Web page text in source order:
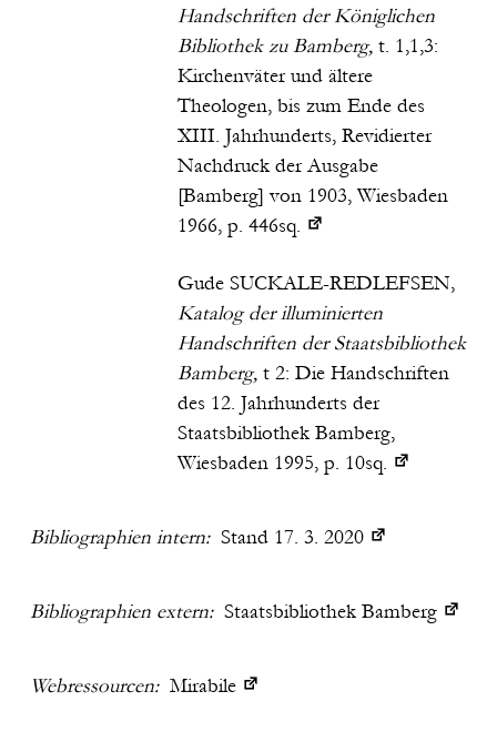
Handschriften der Königlichen
Bibliothek zu Bamberg,t. 1,1,3:
Kirchenväter und ältere
Theologen, bis zum Ende des
XIII. Jahrhunderts, Revidierter
Nachdruck der Ausgabe
[Bamberg] von 1903, Wiesbaden
1966, p. 446sq.
Gude SUCKALE-REDLEFSEN,
Katalog der illuminierten
Handschriften der Staatsbibliothek
Bamberg,t 2: Die Handschriften
des 12. Jahrhunderts der
Staatsbibliothek Bamberg,
Wiesbaden 1995, p. 10sq.
Bibliographien intern: Stand 17. 3. 2020
Bibliographien extern: Staatsbibliothek Bamberg
Webressourcen: Mirabile